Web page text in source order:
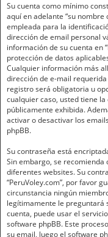
Su cuenta como mínimo
aquí en adelante “su nombre
empleada para la
dirección de email personal
información de su cuenta en
protección de datos
Cualquier información más
dirección de e-mail requerida
registro será obligatoria u
cualquier caso, usted tiene
públicamente exhibida.
activar o desactivar los
phpBB.
Su contraseña está
Sin embargo, se
diferentes websites. Su
“PeruVoley.com”, por favor
circunstancia ningún
legítimamente le preguntará
cuenta, puede usar el
software phpBB. Este
su email, luego el software